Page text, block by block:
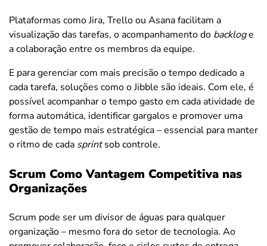
Plataformas como Jira, Trello ou Asana facilitam a
visualização das tarefas, o acompanhamento do backloge
a colaboração entre os membros da equipe.
E para gerenciar com mais precisão o tempo dedicado a
cada tarefa, soluções como o Jibble são ideais. Com ele, é
possível acompanhar o tempo gasto em cada atividade de
forma automática, identificar gargalos e promover uma
gestão de tempo mais estratégica – essencial para manter
o ritmo de cada sprintsob controle.
Scrum Como Vantagem Competitiva nas
Organizações
Scrum pode ser um divisor de águas para qualquer
organização – mesmo fora do setor de tecnologia. Ao